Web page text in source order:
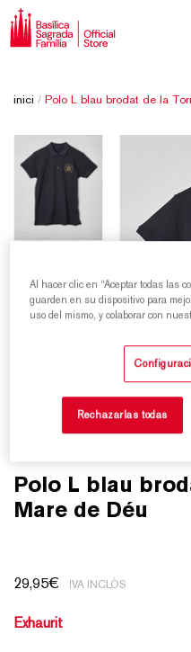
inici / Polo L blau brodat de la
Polo L blau brodat de la Torre de la
Mare de Déu
29,95€ IVA INCLÒS
Exhaurit
Al hacer clic en “Aceptar todas las
guarden en su dispositivo para
uso del mismo, y colaborar con
Rechazarlas todas